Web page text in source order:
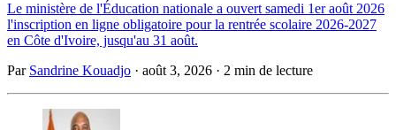
Le ministère de l'Éducation nationale a ouvert samedi 1er août 2026
l'inscription en ligne obligatoire pour la rentrée scolaire 2026-2027
en Côte d'Ivoire, jusqu'au 31 août.
Par Sandrine Kouadjo · août 3, 2026 · 2 min de lecture